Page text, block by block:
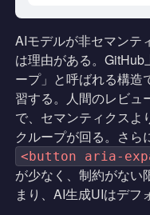
AIモデルが非セマンテ
は理由がある。
ープ」と呼ばれる構造
習する。人間のレビュ
で、セマンティクスよ
クループが回る。さら
<button aria-
が少なく、制約がない
まり、AI生成UIはデフ